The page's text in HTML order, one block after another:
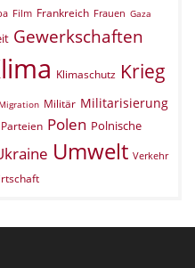
Film Frankreich Frauen Gaza
Gewerkschaften
Klimaschutz Krieg
Migration Militär Militarisierung
Parteien Polen Polnische
Umwelt Verkehr